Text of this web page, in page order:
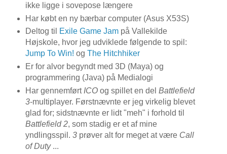
ikke ligge i sovepose længere
Har købt en ny bærbar computer (Asus X53S)
Deltog til
Exile Game Jampå Vallekilde
Højskole, hvor jeg udviklede følgende to spil:
Jump To Win! og The Hitchhiker
Er for alvor begyndt med 3D (Maya) og
programmering (Java) på Medialogi
Har gennemført ICOog spillet en del Battlefield
3-multiplayer. Førstnævnte er jeg virkelig blevet
glad for; sidstnævnte er lidt "meh" i forhold til
Battlefield 2, som stadig er et af mine
yndlingsspil. 3prøver alt for meget at være Call
of Duty...